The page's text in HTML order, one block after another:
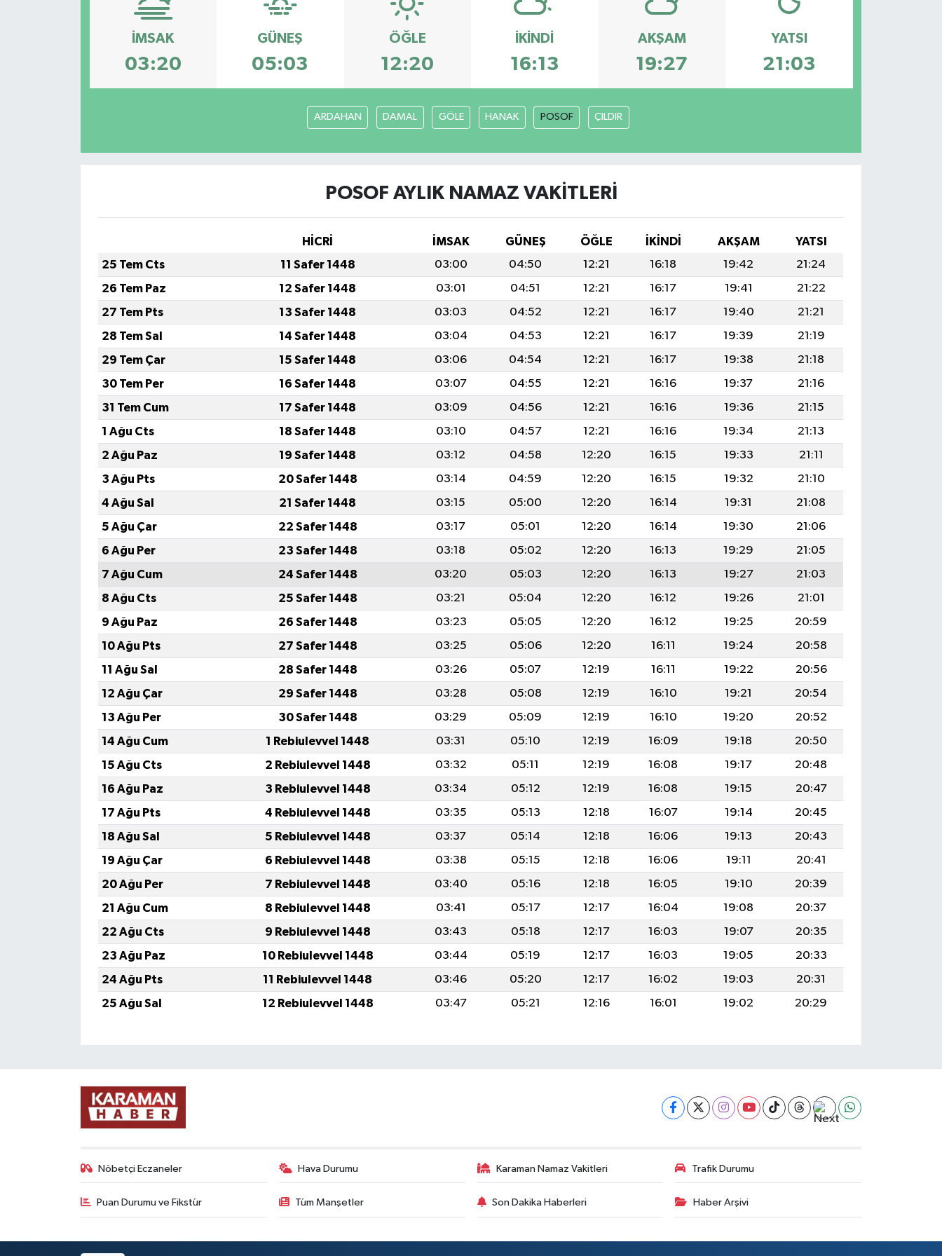
İMSAK
03:20
GÜNEŞ
05:03
ÖĞLE
12:20
İKINDI
16:13
AKŞAM
19:27
YATSI
21:03
ARDAHAN DAMAL GÖLE HANAK POSOF ÇILDIR
POSOF AYLIK NAMAZ VAKITLERI
HİCRİ İMSAK GÜNEŞ ÖĞLE İKINDI AKŞAM
YATSI
25 Tem Cts
11 Safer 1448 03:00 04:50 12:21 16:18 19:42
21:24
26 Tem Paz
12 Safer 1448 03:01 04:51 12:21 16:17 19:41
21:22
27 Tem Pts
13 Safer 1448 03:03 04:52 12:21 16:17 19:40
21:21
28 Tem Sal
14 Safer 1448 03:04 04:53 12:21 16:17 19:39
21:19
29 Tem Çar
15 Safer 1448 03:06 04:54 12:21 16:17 19:38
21:18
30 Tem Per
16 Safer 1448 03:07 04:55 12:21 16:16 19:37
21:16
31 Tem Cum
17 Safer 1448 03:09 04:56 12:21 16:16 19:36
21:15
1 Ağu Cts
18 Safer 1448 03:10 04:57 12:21 16:16 19:34
21:13
2 Ağu Paz
19 Safer 1448 03:12 04:58 12:20 16:15 19:33
21:11
3 Ağu Pts
20 Safer 1448 03:14 04:59 12:20 16:15 19:32
21:10
4 Ağu Sal
21 Safer 1448 03:15 05:00 12:20 16:14 19:31
21:08
5 Ağu Çar
22 Safer 1448 03:17 05:01 12:20 16:14 19:30
21:06
6 Ağu Per
23 Safer 1448 03:18 05:02 12:20 16:13 19:29
21:05
7 Ağu Cum
24 Safer 1448 03:20 05:03 12:20 16:13 19:27
21:03
8 Ağu Cts
25 Safer 1448 03:21 05:04 12:20 16:12 19:26
21:01
9 Ağu Paz
26 Safer 1448 03:23 05:05 12:20 16:12 19:25
20:59
10 Ağu Pts
27 Safer 1448 03:25 05:06 12:20 16:11 19:24
20:58
11 Ağu Sal
28 Safer 1448 03:26 05:07 12:19 16:11 19:22
20:56
12 Ağu Çar
29 Safer 1448 03:28 05:08 12:19 16:10 19:21
20:54
13 Ağu Per
30 Safer 1448 03:29 05:09 12:19 16:10 19:20
20:52
14 Ağu Cum
1 Rebiulevvel 1448 03:31 05:10 12:19 16:09 19:18
20:50
15 Ağu Cts
2 Rebiulevvel 1448 03:32 05:11 12:19 16:08 19:17
20:48
16 Ağu Paz
3 Rebiulevvel 1448 03:34 05:12 12:19 16:08 19:15
20:47
17 Ağu Pts
4 Rebiulevvel 1448 03:35 05:13 12:18 16:07 19:14
20:45
18 Ağu Sal
5 Rebiulevvel 1448 03:37 05:14 12:18 16:06 19:13
20:43
19 Ağu Çar
6 Rebiulevvel 1448 03:38 05:15 12:18 16:06 19:11
20:41
20 Ağu Per
7 Rebiulevvel 1448 03:40 05:16 12:18 16:05 19:10
20:39
21 Ağu Cum
8 Rebiulevvel 1448 03:41 05:17 12:17 16:04 19:08
20:37
22 Ağu Cts
9 Rebiulevvel 1448 03:43 05:18 12:17 16:03 19:07
20:35
23 Ağu Paz
10 Rebiulevvel 1448 03:44 05:19 12:17 16:03 19:05
20:33
24 Ağu Pts
11 Rebiulevvel 1448 03:46 05:20 12:17 16:02 19:03
20:31
25 Ağu Sal
12 Rebiulevvel 1448 03:47 05:21 12:16 16:01 19:02 20:29
Nöbetçi Eczaneler Hava Durumu Karaman Namaz Vakitleri Trafik Durumu
Puan Durumu ve Fikstür Tüm Manşetler Son Dakika Haberleri Haber Arşivi